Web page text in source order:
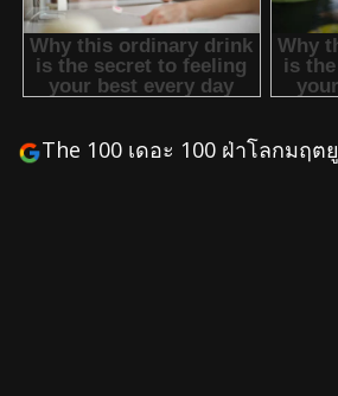
The 100 เดอะ 100 ฝ่าโลกมฤตยู